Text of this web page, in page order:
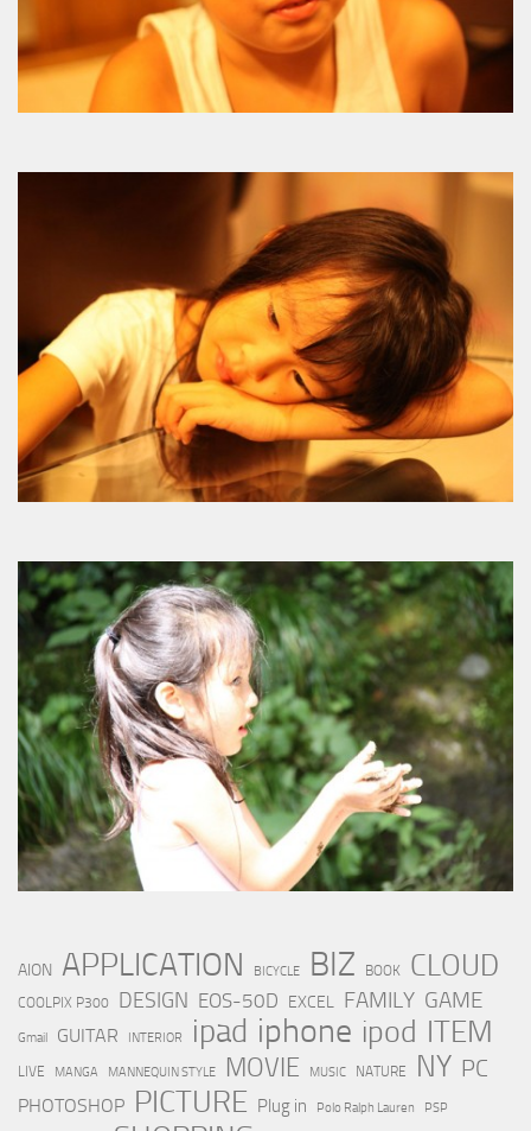
AION APPLICATION BICYCLE BIZ BOOK CLOUD
COOLPIX P300 DESIGN EOS-50D EXCEL FAMILY GAME
Gmail GUITAR INTERIOR ipad iphone ipod ITEM
LIVE MANGA MANNEQUIN STYLE MOVIE MUSIC NATURE NY PC
PHOTOSHOP PICTURE Plug in Polo Ralph Lauren PSP